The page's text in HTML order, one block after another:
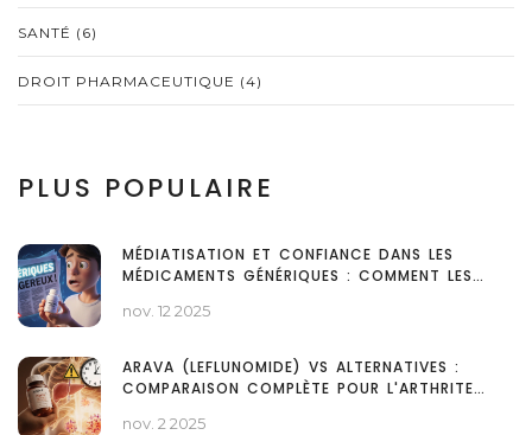
SANTÉ (6)
DROIT PHARMACEUTIQUE (4)
PLUS POPULAIRE
MÉDIATISATION ET CONFIANCE DANS LES
MÉDICAMENTS GÉNÉRIQUES : COMMENT LES
PATIENTS
nov. 12 2025
ARAVA (LEFLUNOMIDE) VS ALTERNATIVES :
COMPARAISON COMPLÈTE POUR L'ARTHRITE
nov. 2 2025